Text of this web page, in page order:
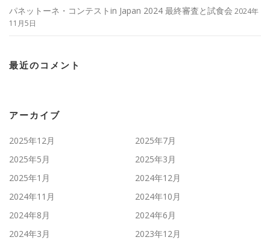
パネットーネ・コンテストin Japan 2024 最終審査と試食会 2024年
11月5日
最近のコメント
アーカイブ
2025年12月
2025年7月
2025年5月
2025年3月
2025年1月
2024年12月
2024年11月
2024年10月
2024年8月
2024年6月
2024年3月
2023年12月